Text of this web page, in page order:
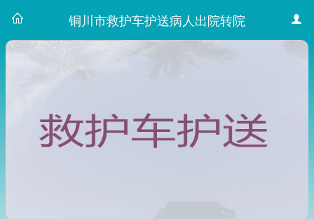
铜川市救护车护送病人出院转院